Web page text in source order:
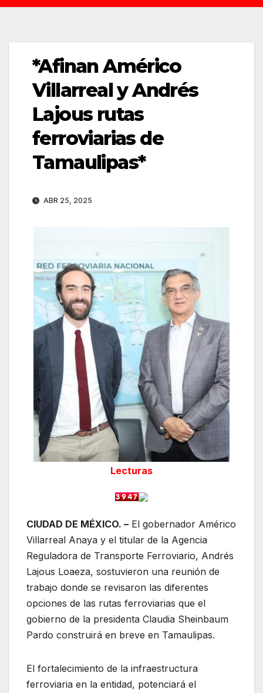
*Afinan Américo
Villarreal y Andrés
Lajous rutas
ferroviarias de
Tamaulipas*
ABR 25, 2025
Lecturas
CIUDAD DE MÉXICO. – El gobernador Américo
Villarreal Anaya y el titular de la Agencia
Reguladora de Transporte Ferroviario, Andrés
Lajous Loaeza, sostuvieron una reunión de
trabajo donde se revisaron las diferentes
opciones de las rutas ferroviarias que el
gobierno de la presidenta Claudia Sheinbaum
Pardo construirá en breve en Tamaulipas.
El fortalecimiento de la infraestructura
ferroviaria en la entidad, potenciará el